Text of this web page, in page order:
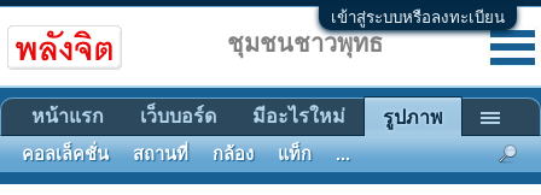
เข้าสู่ระบบหรือลงทะเบียน
ชุมชนชาวพุทธ
หน้าแรก เว็บบอร์ด มีอะไรใหม่ รูปภาพ
คอลเล็คชั่น สถานที่ กล้อง แท็ก ...